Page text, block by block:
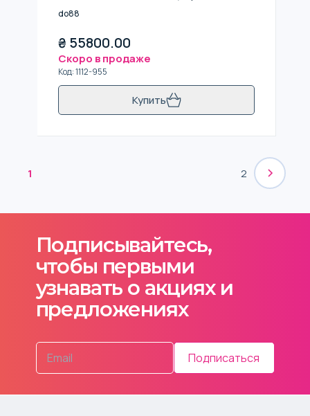
патрубки)
do88
₴ 55800.00
Скоро в продаже
Код:1112-955
Купить
1 2
Подписывайтесь,
чтобы первыми
узнавать о акциях и
предложениях
Подписаться